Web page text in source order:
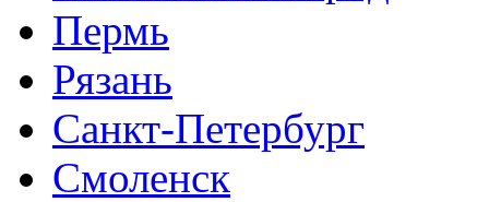
Пермь
Рязань
Санкт-Петербург
Смоленск